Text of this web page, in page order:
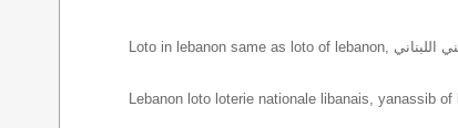
Lebanon loto loterie nationale libanais, yanassib